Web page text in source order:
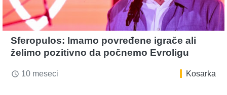
Sferopulos: Imamo povređene igrače ali
želimo pozitivno da počnemo Evroligu
access_time 10 meseci Kosarka